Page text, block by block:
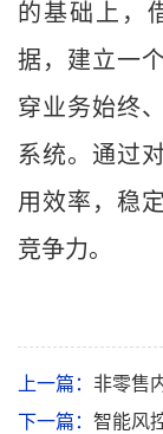
的基础上，
据，建立一
穿业务始终
系统。通过
用效率，稳
竞争力。
上一篇： 非零售
下一篇： 智能风